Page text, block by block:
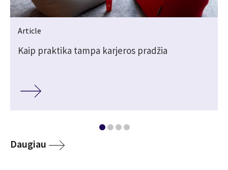
Article
Kaip praktika tampa karjeros pradžia
Daugiau